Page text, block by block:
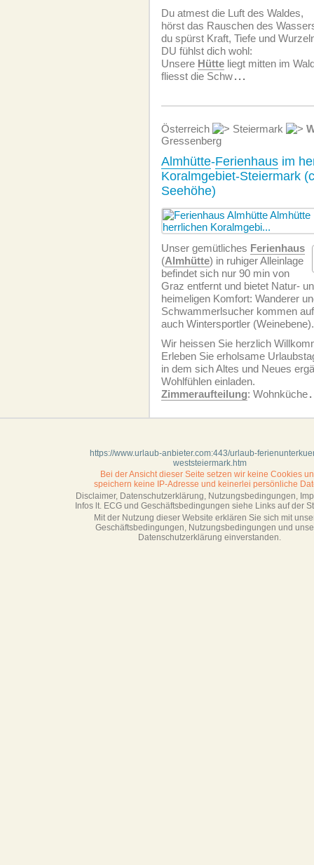
Du atmest die Luft des Waldes,
hörst das Rauschen des
du spürst Kraft, Tiefe und
DU fühlst dich wohl:
Unsere Hütte liegt mitten im
fliesst die Schw...
Österreich Steiermark
Gressenberg
Almhütte-Ferienhaus im
Koralmgebiet-Steiermark
Seehöhe)
Unser gemütliches Ferienhaus
(Almhütte) in ruhiger Alleinlage
befindet sich nur 90 min von
Graz entfernt und bietet Natur-
heimeligen Komfort: Wanderer
Schwammerlsucher kommen
auch Wintersportler (Weinebene).
Wir heissen Sie herzlich
Erleben Sie erholsame
in dem sich Altes und Neues
Wohlfühlen einladen.
Zimmeraufteilung: Wohnküche
https://www.urlaub-anbieter.com:443/urlaub-
weststeiermark.htm
Bei der Ansicht dieser Seite setzen wir keine Cookies
speichern keine IP-Adresse und keinerlei persönliche
Disclaimer, Datenschutzerklärung, Nutzungsbedingungen,
Infos lt. ECG und Geschäftsbedingungen siehe Links auf der
Mit der Nutzung dieser Website erklären Sie sich mit
Geschäftsbedin­gungen, Nutzungsbedingungen und
Datenschutzerklärung einverstanden.